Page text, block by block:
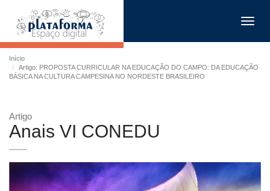
Início
Artigo: PROPOSTA CURRICULAR NA EDUCAÇÃO DO CAMPO: DA EDUCAÇÃO
BÁSICA NA CULTURA CAMPESINA NO NORDESTE BRASILEIRO
Artigo
Anais VI CONEDU